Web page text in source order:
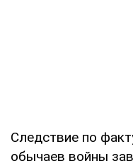
Следствие по
обычаев войны